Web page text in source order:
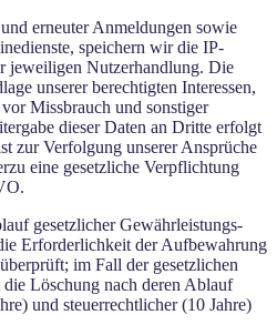
erneuter Anmeldungen sowie
speichern wir die IP-
jeweiligen Nutzerhandlung. Die
unserer berechtigten Interessen,
Missbrauch und sonstiger
dieser Daten an Dritte erfolgt
zur Verfolgung unserer Ansprüche
eine gesetzliche Verpflichtung
gesetzlicher Gewährleistungs-
Erforderlichkeit der Aufbewahrung
im Fall der gesetzlichen
Löschung nach deren Ablauf
und steuerrechtlicher (10 Jahre)